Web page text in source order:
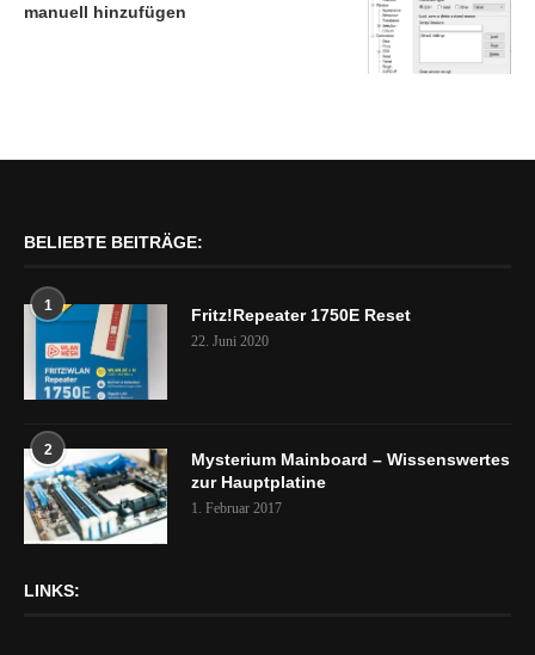
manuell hinzufügen
BELIEBTE BEITRÄGE:
1 Fritz!Repeater 1750E Reset
22. Juni 2020
2
Mysterium Mainboard – Wissenswertes
zur Hauptplatine
1. Februar 2017
LINKS: